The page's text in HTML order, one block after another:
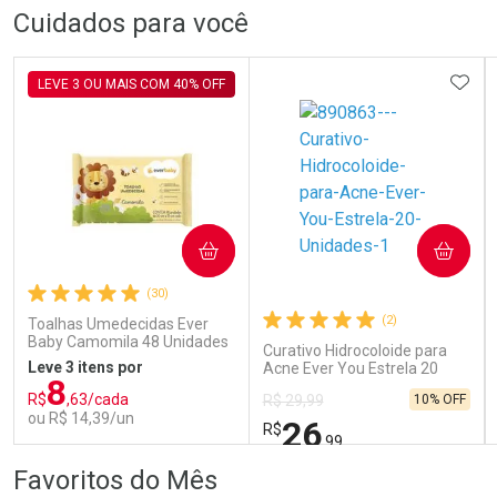
FECHAR
Comprar sem Desconto
Por R$ 70,79/cada
FECHAR
Por Menos
Comprar sem Desconto
Por R$ 70,79/cada
Ativar Desconto
Comprar sem Desconto
Por R$ 70,79/cada
Por Menos
Comprar sem Desconto
Cuidados para você
(30)
Toalhas Umedecidas Ever
Baby Camomila 48 Unidades
LEVE 3 OU MAIS COM 40% OFF
Leve 3 itens por
R$8,63/cada
ou R$ 14,39/un
COMPRAR
(2)
Curativo Hidrocoloide para
Acne Ever You Estrela 20
R$ 29,99
R$26,99
10% OFF
COMPRAR
Favoritos do Mês